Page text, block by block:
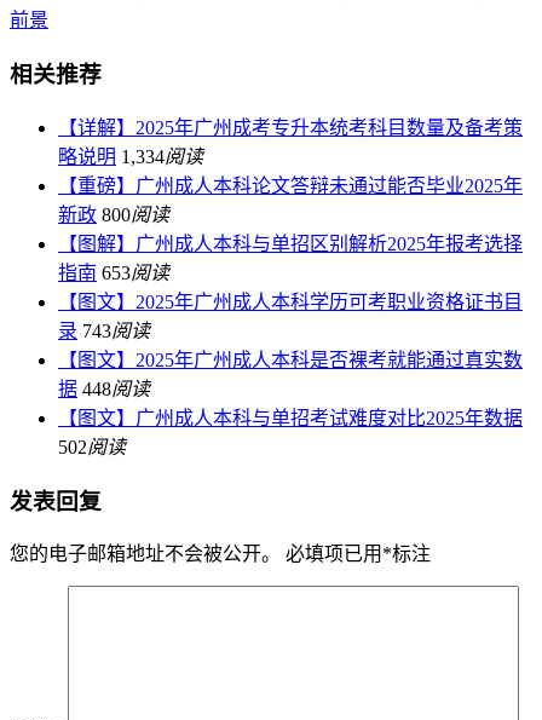
前景
相关推荐
【详解】2025年广州成考专升本统考科目数量及备考策
略说明 1,334阅读
【重磅】广州成人本科论文答辩未通过能否毕业2025年
新政 800阅读
【图解】广州成人本科与单招区别解析2025年报考选择
指南 653阅读
【图文】2025年广州成人本科学历可考职业资格证书目
录 743阅读
【图文】2025年广州成人本科是否裸考就能通过真实数
据 448阅读
【图文】广州成人本科与单招考试难度对比2025年数据
502阅读
发表回复
您的电子邮箱地址不会被公开。 必填项已用 *标注